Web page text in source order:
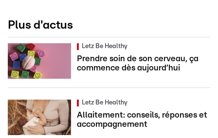
Plus d'actus
Letz Be Healthy
Prendre soin de son cerveau, ça
commence dès aujourd’hui
Letz Be Healthy
Allaitement: conseils, réponses et
accompagnement